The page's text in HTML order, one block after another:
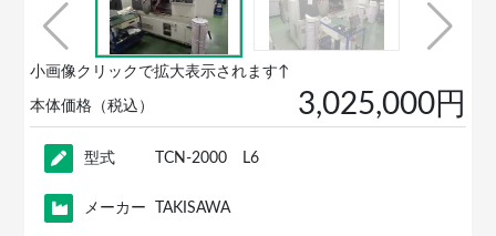
小画像クリックで拡大表示されます↑
本体価格（税込） 3,025,000円
型式 TCN-2000 L6
メーカー TAKISAWA